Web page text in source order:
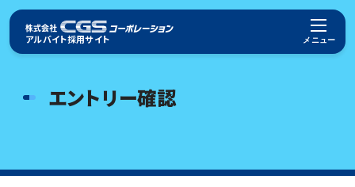
アルバイト採用サイト
お仕事を探す
エントリー確認